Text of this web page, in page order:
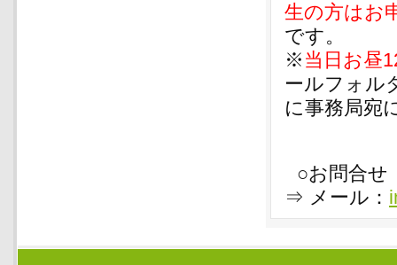
生の方はお
です。
※ 当日お昼
ールフォル
に事務局宛
○お問合せ
⇒ メール：